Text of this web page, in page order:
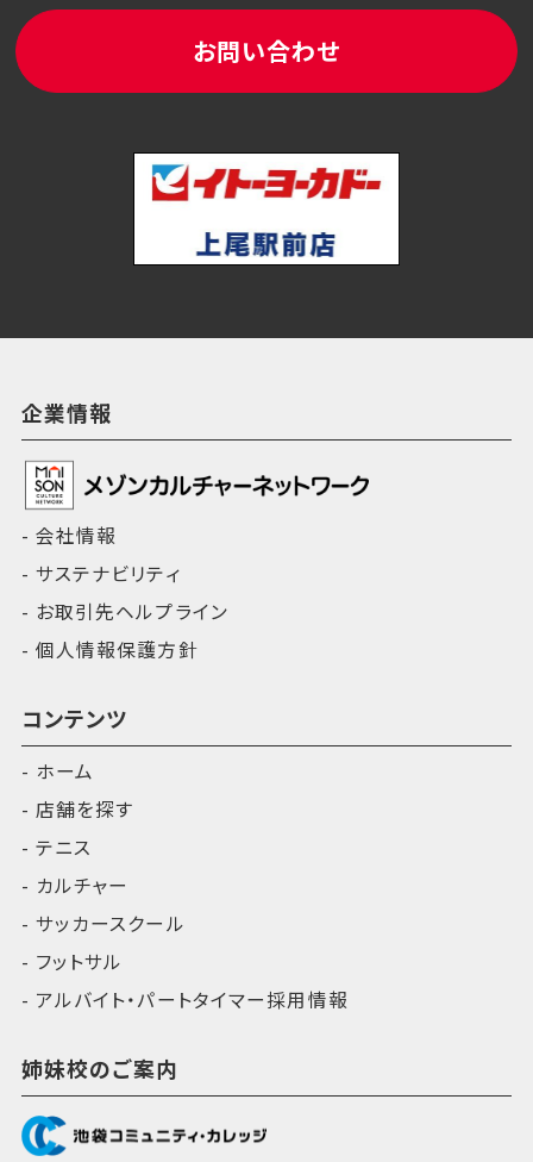
お問い合わせ
企業情報
会社情報
サステナビリティ
お取引先ヘルプライン
個人情報保護方針
コンテンツ
ホーム
店舗を探す
テニス
カルチャー
サッカースクール
フットサル
アルバイト・パートタイマー採用情報
姉妹校のご案内